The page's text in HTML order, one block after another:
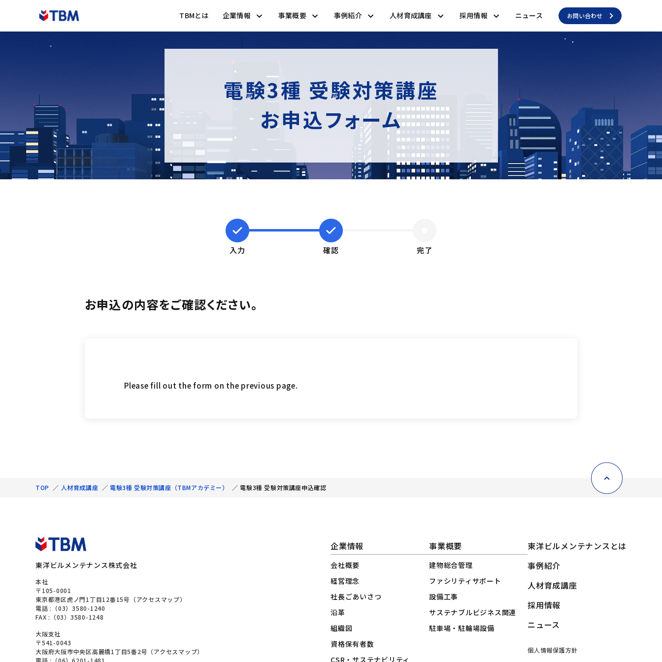
TBMとは 企業情報 事業概要 事例紹介 人材育成講座 採用情報 ニュース お問い合わせ
電験3種 受験対策講座
お申込フォーム
入力 確認 完了
お申込の内容をご確認ください。
Please fill out the form on the previous page.
TOP ／ 人材育成講座 ／ 電験3種 受験対策講座（TBMアカデミー） ／ 電験3種 受験対策講座申込確認
東洋ビルメンテナンス株式会社
本社
〒105-0001
東京都港区虎ノ門1丁目12番15号（アクセスマップ）
電話 : （03）3580-1240
FAX :（03）3580-1248
大阪支社
〒541-0043
大阪府大阪市中央区高麗橋1丁目5番2号（アクセスマップ）
電話 : （06）6201-1481
企業情報
会社概要
経営理念
社長ごあいさつ
沿革
組織図
資格保有者数
CSR・サステナビリティ
事業概要
建物総合管理
ファシリティサポート
設備工事
サステナブルビジネス関連
駐車場・駐輪場設備
東洋ビルメンテナンスとは
事例紹介
人材育成講座
採用情報
ニュース
個人情報保護方針